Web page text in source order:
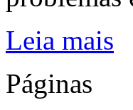
Leia mais
Páginas